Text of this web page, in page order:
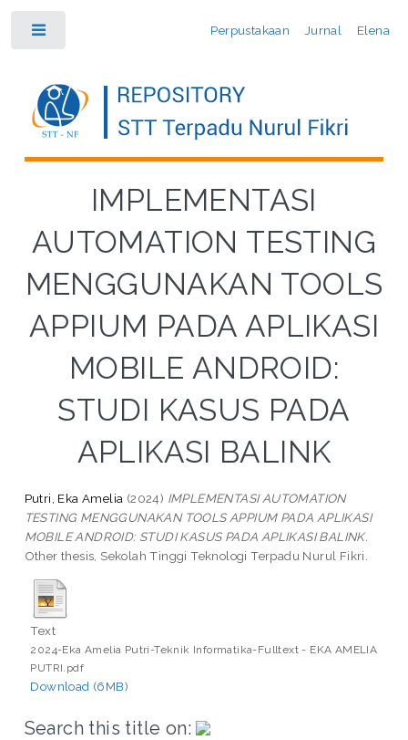
Perpustakaan Jurnal Elena
IMPLEMENTASI
AUTOMATION TESTING
MENGGUNAKAN TOOLS
APPIUM PADA APLIKASI
MOBILE ANDROID:
STUDI KASUS PADA
APLIKASI BALINK
Putri, Eka Amelia (2024) IMPLEMENTASI AUTOMATION
TESTING MENGGUNAKAN TOOLS APPIUM PADA APLIKASI
MOBILE ANDROID: STUDI KASUS PADA APLIKASI BALINK.
Other thesis, Sekolah Tinggi Teknologi Terpadu Nurul Fikri.
Text
2024-Eka Amelia Putri-Teknik Informatika-Fulltext - EKA AMELIA
PUTRI.pdf
Download (6MB)
Search this title on: